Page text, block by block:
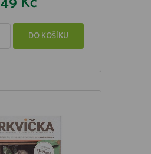
DO KOŠÍKU